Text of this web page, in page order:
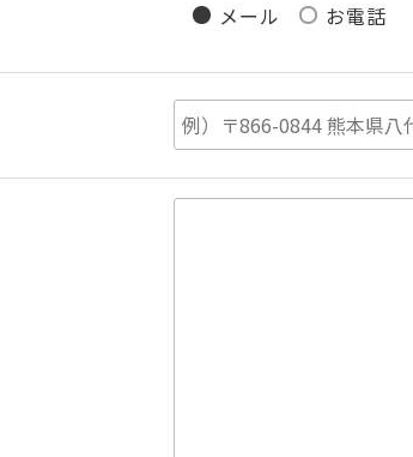
メール お電話